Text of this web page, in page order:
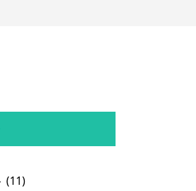
(11)